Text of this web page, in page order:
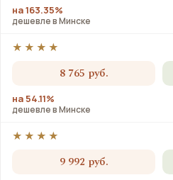
на 163.35%
дешевле в Минске
★★★★
8 765 руб.
на 54.11%
дешевле в Минске
★★★★
9 992 руб.